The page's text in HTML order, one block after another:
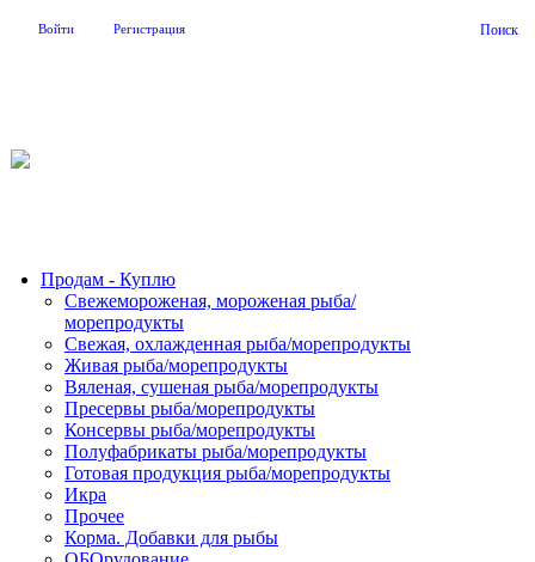
Войти Регистрация Поиск
Продам - Куплю
Свежемороженая, мороженая рыба/
морепродукты
Свежая, охлажденная рыба/морепродукты
Живая рыба/морепродукты
Вяленая, сушеная рыба/морепродукты
Пресервы рыба/морепродукты
Консервы рыба/морепродукты
Полуфабрикаты рыба/морепродукты
Готовая продукция рыба/морепродукты
Икра
Прочее
Корма. Добавки для рыбы